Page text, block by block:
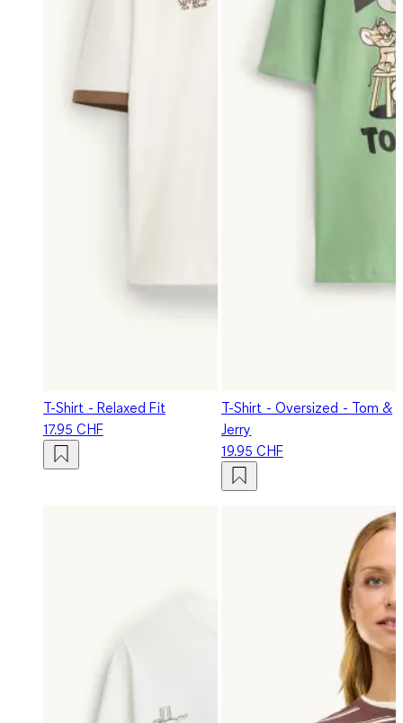
T-Shirt - Relaxed Fit
17.95 CHF
T-Shirt - Oversized - Tom &
Jerry
19.95 CHF